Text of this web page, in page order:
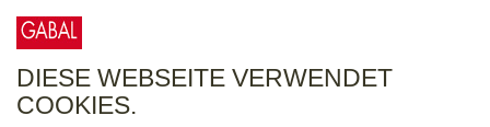
DIESE WEBSEITE VERWENDET
COOKIES.